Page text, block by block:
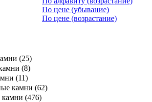
По цене (убывание)
По цене (возрастание)
(25)
(8)
(11)
камни (62)
камни (476)